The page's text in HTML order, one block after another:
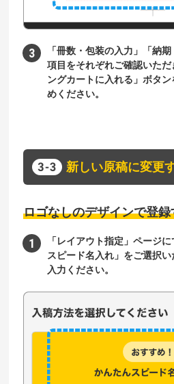
「冊数・包装の入力」「納
項目をそれぞれご確認いた
ングカートに入れる」ボタ
めください。
新しい原稿に変更
ロゴなしのデザインで登録
「レイアウト指定」ページ
スピード名入れ」をご選択
入力ください。